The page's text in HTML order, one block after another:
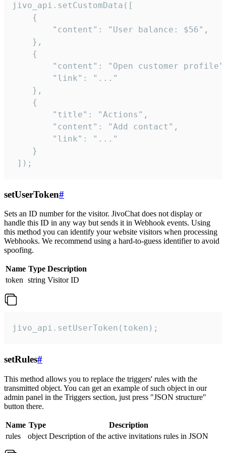
jivo_api.setCustomData([
    {
        "content": "User balance: $56",
    },
    {
"content": "Open customer
        "link": "..."
    },
    {
        "title": "Actions",
        "content": "Add contact",
        "link": "..."
    }
]);
setUserToken#
Sets an ID number for the visitor. JivoChat does not display or
handle this ID in any way but sends it in Webhook events. Using
this method you can identify your website visitors when processing
Webhooks. We recommend using a hard-to-guess identifier to avoid
spoofing.
Name Type Description
token string Visitor ID
jivo_api.setUserToken(token);
setRules#
This method allows you to replace the triggers' rules with the
transmitted object. You can get an example of such object in our
admin panel in the Triggers section, just press "JSON structure"
button there.
Name Type
Description
rules
object Description of the active invitations rules in JSON